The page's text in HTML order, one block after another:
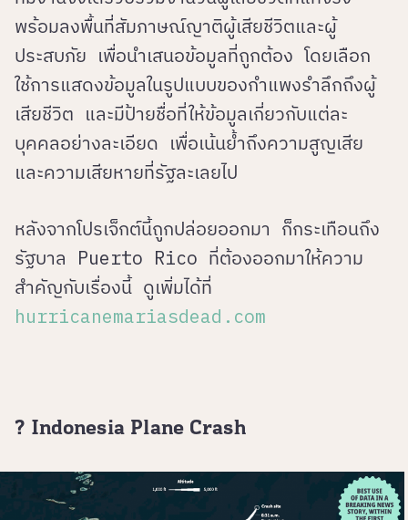
พร้อมลงพื้นที่สัมภาษณ์ญาติผู้เสียชีวิตและผู้
ประสบภัย เพื่อนำเสนอข้อมูลที่ถูกต้อง โดยเลือก
ใช้การแสดงข้อมูลในรูปแบบของกำแพงรำลึกถึงผู้
เสียชีวิต และมีป้ายชื่อที่ให้ข้อมูลเกี่ยวกับแต่ละ
บุคคลอย่างละเอียด เพื่อเน้นย้ำถึงความสูญเสีย
และความเสียหายที่รัฐละเลยไป
หลังจากโปรเจ็กต์นี้ถูกปล่อยออกมา ก็กระเทือนถึง
รัฐบาล Puerto Rico ที่ต้องออกมาให้ความ
สำคัญกับเรื่องนี้ ดูเพิ่มได้ที่
hurricanemariasdead.com
? Indonesia Plane Crash